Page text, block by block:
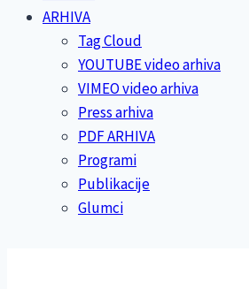
ARHIVA
Tag Cloud
YOUTUBE video arhiva
VIMEO video arhiva
Press arhiva
PDF ARHIVA
Programi
Publikacije
Glumci